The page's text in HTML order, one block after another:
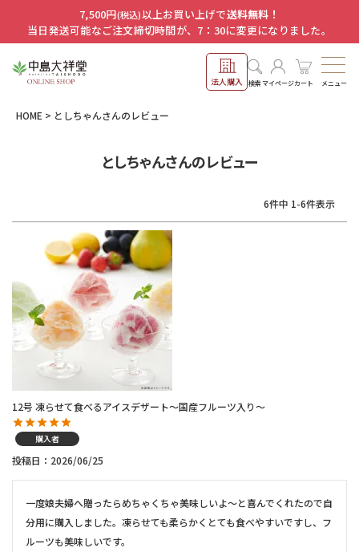
7,500円(税込)以上お買い上げで送料無料！
当日発送可能なご注文締切時間が、7：30に変更になりました。
法人購入 検索マイページカート メニュー
HOME としちゃんさんのレビュー
としちゃんさんのレビュー
6件中 1-6件表示
12号 凍らせて食べるアイスデザート～国産フルーツ入り～
購入者
投稿日 2026/06/25
一度娘夫婦へ贈ったらめちゃくちゃ美味しいよ〜と喜んでくれたので自
分用に購入しました。凍らせても柔らかくとても食べやすいですし、フ
ルーツも美味しいです。